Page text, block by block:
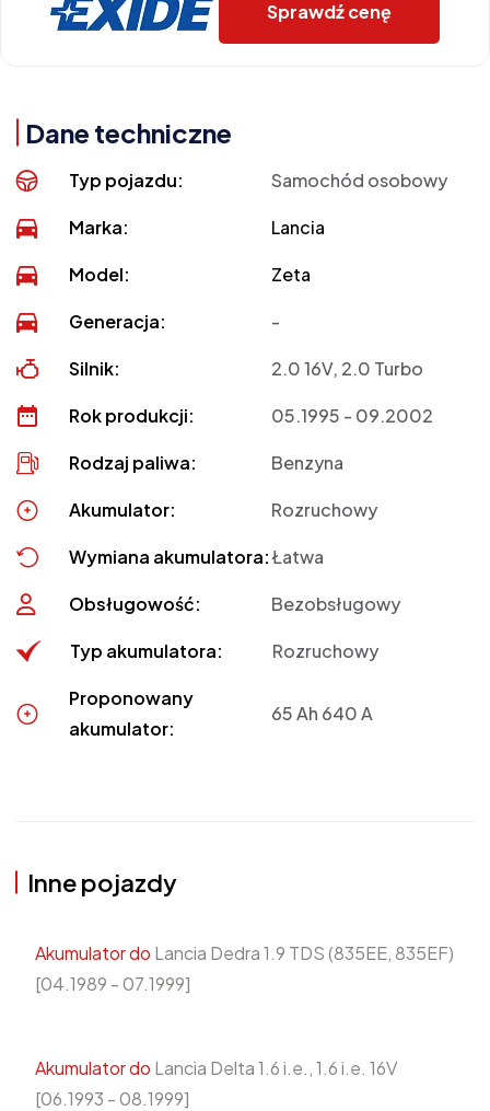
Sprawdź cenę
Dane techniczne
Typ pojazdu: Samochód osobowy
Marka: Lancia
Model: Zeta
Generacja: -
Silnik: 2.0 16V, 2.0 Turbo
Rok produkcji: 05.1995 - 09.2002
Rodzaj paliwa: Benzyna
Akumulator: Rozruchowy
Wymiana akumulatora:Łatwa
Obsługowość: Bezobsługowy
Typ akumulatora: Rozruchowy
Proponowany
akumulator:
65 Ah 640 A
Inne pojazdy
Akumulator do Lancia Dedra 1.9 TDS (835EE, 835EF)
[04.1989 - 07.1999]
Akumulator do Lancia Delta 1.6 i.e., 1.6 i.e. 16V
[06.1993 - 08.1999]